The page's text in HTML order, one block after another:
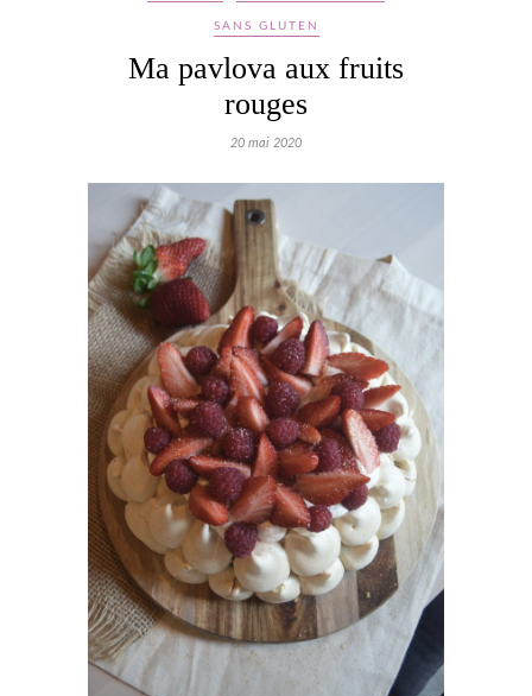
SANS GLUTEN
Ma pavlova aux fruits
rouges
20 mai 2020